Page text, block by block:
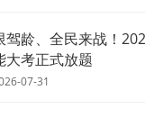
驾龄、全民来战！
大考正式放题
07-31